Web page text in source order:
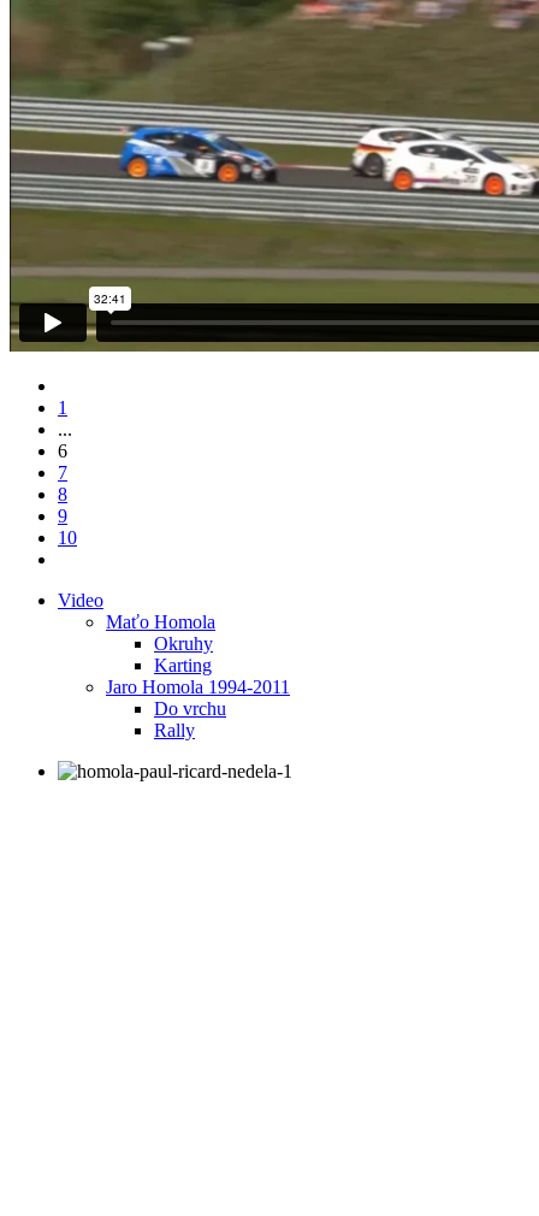
1
...
6
7
8
9
10
Video
Maťo Homola
Okruhy
Karting
Jaro Homola 1994-2011
Do vrchu
Rally